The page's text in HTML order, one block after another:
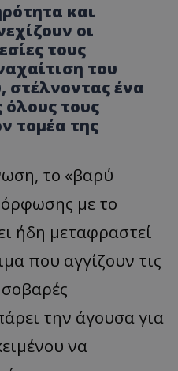
και
οι
τους
του
ένα
τους
τομέα της
το «βαρύ
με το
ήδη μεταφραστεί
που αγγίζουν τις
την άγουσα για
να